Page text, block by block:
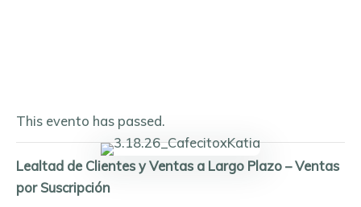
This evento has passed.
Lealtad de Clientes y Ventas a Largo Plazo – Ventas
por Suscripción